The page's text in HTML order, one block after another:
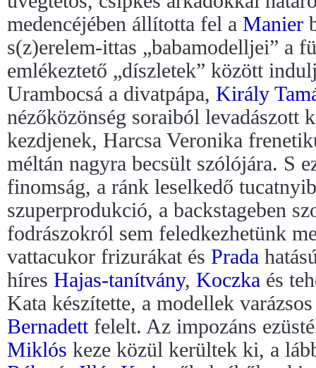
medencéjében állította fel a Manier
s(z)erelem-ittas „babamodelljei” a
emlékeztető „díszletek” között
Urambocsá a divatpápa, Király
nézőközönség soraiból levadászott
kezdjenek, Harcsa Veronika
méltán nagyra becsült szólójára. S
finomság, a ránk leselkedő
szuperprodukció, a backstageben
fodrászokról sem feledkezhetünk
vattacukor frizurákat és Prada
híres Hajas-tanítvány, Koczka és
Kata készítette, a modellek
Bernadettfelelt. Az impozáns
Miklós keze közül kerültek ki, a